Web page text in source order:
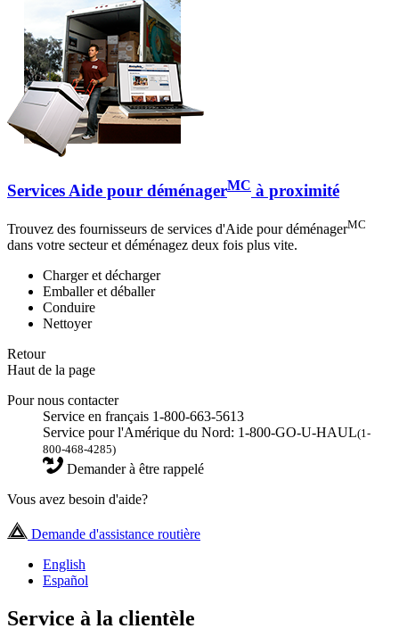
Services Aide pour déménagerMC à proximité
Trouvez des fournisseurs de services d'Aide pour déménagerMC
dans votre secteur et déménagez deux fois plus vite.
Charger et décharger
Emballer et déballer
Conduire
Nettoyer
Retour
Haut de la page
Pour nous contacter
Service en français 1-800-663-5613
Service pour l'Amérique du Nord: 1-800-GO-U-HAUL(1-
800-468-4285)
Demander à être rappelé
Vous avez besoin d'aide?
Demande d'assistance routière
English
Español
Service à la clientèle